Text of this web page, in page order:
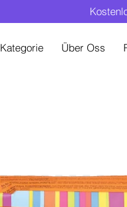
Kategorie Über Oss